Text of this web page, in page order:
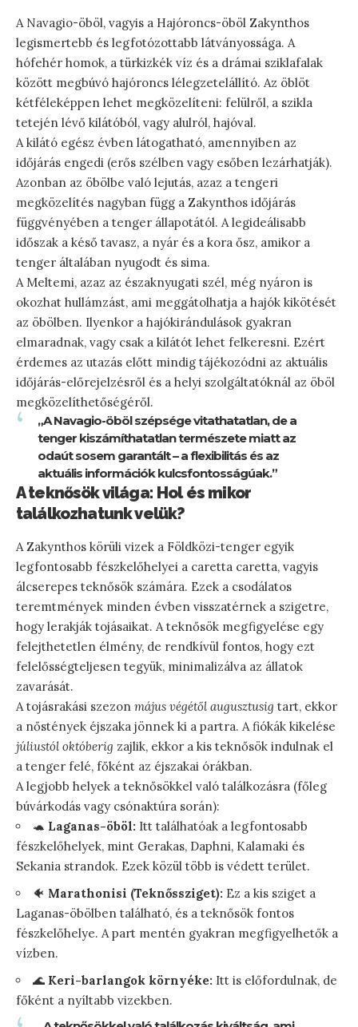
A Navagio-öböl, vagyis a Hajóroncs-öböl Zakynthos
legismertebb és legfotózottabb látványossága. A
hófehér homok, a türkizkék víz és a drámai sziklafalak
között megbúvó hajóroncs lélegzetelállító. Az öblöt
kétféleképpen lehet megközelíteni: felülről, a szikla
tetején lévő kilátóból, vagy alulról, hajóval.
A kilátó egész évben látogatható, amennyiben az
időjárás engedi (erős szélben vagy esőben lezárhatják).
Azonban az öbölbe való lejutás, azaz a tengeri
megközelítés nagyban függ a Zakynthos időjárás
függvényében a tenger állapotától. A legideálisabb
időszak a késő tavasz, a nyár és a kora ősz, amikor a
tenger általában nyugodt és sima.
A Meltemi, azaz az északnyugati szél, még nyáron is
okozhat hullámzást, ami meggátolhatja a hajók kikötését
az öbölben. Ilyenkor a hajókirándulások gyakran
elmaradnak, vagy csak a kilátót lehet felkeresni. Ezért
érdemes az utazás előtt mindig tájékozódni az aktuális
időjárás-előrejelzésről és a helyi szolgáltatóknál az öböl
megközelíthetőségéről.
„A Navagio-öböl szépsége vitathatatlan, de a
tenger kiszámíthatatlan természete miatt az
odaút sosem garantált – a flexibilitás és az
aktuális információk kulcsfontosságúak.”
A teknősök világa: Hol és mikor
találkozhatunk velük?
A Zakynthos körüli vizek a Földközi-tenger egyik
legfontosabb fészkelőhelyei a caretta caretta, vagyis
álcserepes teknősök számára. Ezek a csodálatos
teremtmények minden évben visszatérnek a szigetre,
hogy lerakják tojásaikat. A teknősök megfigyelése egy
felejthetetlen élmény, de rendkívül fontos, hogy ezt
felelősségteljesen tegyük, minimalizálva az állatok
zavarását.
A tojásrakási szezon május végétől augusztusig tart, ekkor
a nőstények éjszaka jönnek ki a partra. A fiókák kikelése
júliustól októberig zajlik, ekkor a kis teknősök indulnak el
a tenger felé, főként az éjszakai órákban.
A legjobb helyek a teknősökkel való találkozásra (főleg
búvárkodás vagy csónaktúra során):
🐢 Laganas-öböl: Itt találhatóak a legfontosabb
fészkelőhelyek, mint Gerakas, Daphni, Kalamaki és
Sekania strandok. Ezek közül több is védett terület.
🐠 Marathonisi (Teknőssziget): Ez a kis sziget a
Laganas-öbölben található, és a teknősök fontos
fészkelőhelye. A part mentén gyakran megfigyelhetők a
vízben.
🌊 Keri-barlangok környéke: Itt is előfordulnak, de
főként a nyíltabb vizekben.